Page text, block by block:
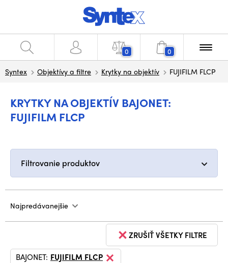
0 0
Syntex Objektívy a filtre Krytky na objektív FUJIFILM FLCP
KRYTKY NA OBJEKTÍV BAJONET:
FUJIFILM FLCP
Filtrovanie produktov
Najpredávanejšie
ZRUŠIŤ VŠETKY FILTRE
BAJONET: FUJIFILM FLCP